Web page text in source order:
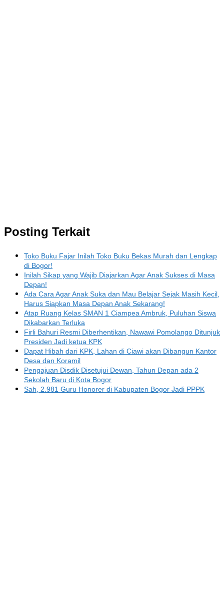
Posting Terkait
Toko Buku Fajar Inilah Toko Buku Bekas Murah dan Lengkap
di Bogor!
Inilah Sikap yang Wajib Diajarkan Agar Anak Sukses di Masa
Depan!
Ada Cara Agar Anak Suka dan Mau Belajar Sejak Masih Kecil,
Harus Siapkan Masa Depan Anak Sekarang!
Atap Ruang Kelas SMAN 1 Ciampea Ambruk, Puluhan Siswa
Dikabarkan Terluka
Firli Bahuri Resmi Diberhentikan, Nawawi Pomolango Ditunjuk
Presiden Jadi ketua KPK
Dapat Hibah dari KPK, Lahan di Ciawi akan Dibangun Kantor
Desa dan Koramil
Pengajuan Disdik Disetujui Dewan, Tahun Depan ada 2
Sekolah Baru di Kota Bogor
Sah, 2.981 Guru Honorer di Kabupaten Bogor Jadi PPPK